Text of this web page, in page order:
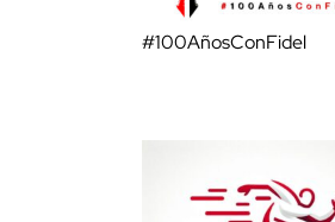
#100AñosConFidel